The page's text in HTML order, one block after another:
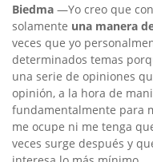
Biedma —Yo creo que
solamente una manera
veces que yo
determinados temas
una serie de opiniones
opinión, a la hora de
fundamentalmente para
me ocupe ni me tenga
veces surge después y